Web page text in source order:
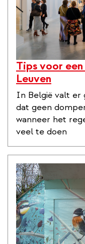
Tips voor
Leuven
In België valt er
dat geen
wanneer het
veel te doen